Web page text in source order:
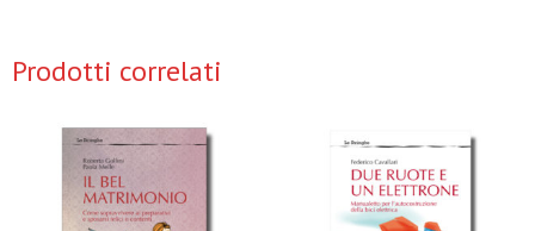
Prodotti correlati